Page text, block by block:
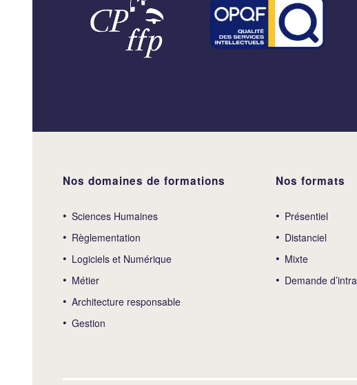
Nos domaines de formations
Sciences Humaines
Règlementation
Logiciels et Numérique
Métier
Architecture responsable
Gestion
Nos formats
Présentiel
Distanciel
Mixte
Demande d’intra